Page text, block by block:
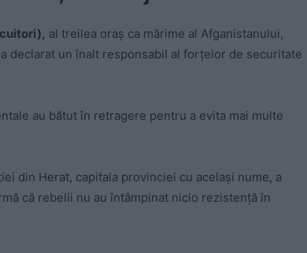
al treilea oraş ca mărime al Afganistanului,
declarat un înalt responsabil al forţelor de securitate
au bătut în retragere pentru a evita mai multe
din Herat, capitala provinciei cu același nume, a
că rebelii nu au întâmpinat nicio rezistenţă în